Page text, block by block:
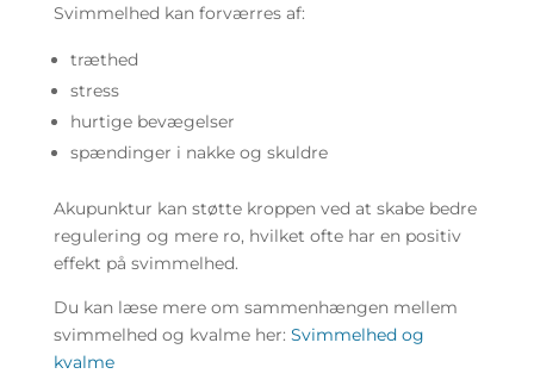
Svimmelhed kan forværres af:
træthed
stress
hurtige bevægelser
spændinger i nakke og skuldre
Akupunktur kan støtte kroppen ved at skabe bedre
regulering og mere ro, hvilket ofte har en positiv
effekt på svimmelhed.
Du kan læse mere om sammenhængen mellem
svimmelhed og kvalme her: Svimmelhed og
kvalme